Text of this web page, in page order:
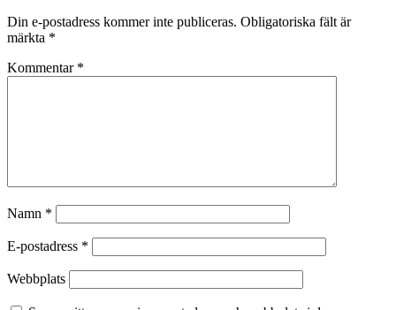
Din e-postadress kommer inte publiceras. Obligatoriska fält är
märkta *
Kommentar *
Namn *
E-postadress *
Webbplats